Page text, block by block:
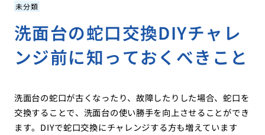
未分類
洗面台の蛇口交換DIYチャレ
ンジ前に知っておくべきこと
洗面台の蛇口が古くなったり、故障したりした場合、蛇口を
交換することで、洗面台の使い勝手を向上させることができ
ます。DIYで蛇口交換にチャレンジする方も増えています